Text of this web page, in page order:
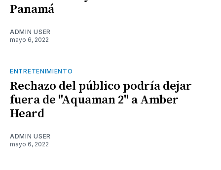
Panamá
ADMIN USER
mayo 6, 2022
ENTRETENIMIENTO
Rechazo del público podría dejar
fuera de "Aquaman 2" a Amber
Heard
ADMIN USER
mayo 6, 2022